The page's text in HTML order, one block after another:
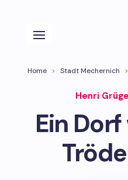
Home > Stadt Mechernich >
Henri
Ein